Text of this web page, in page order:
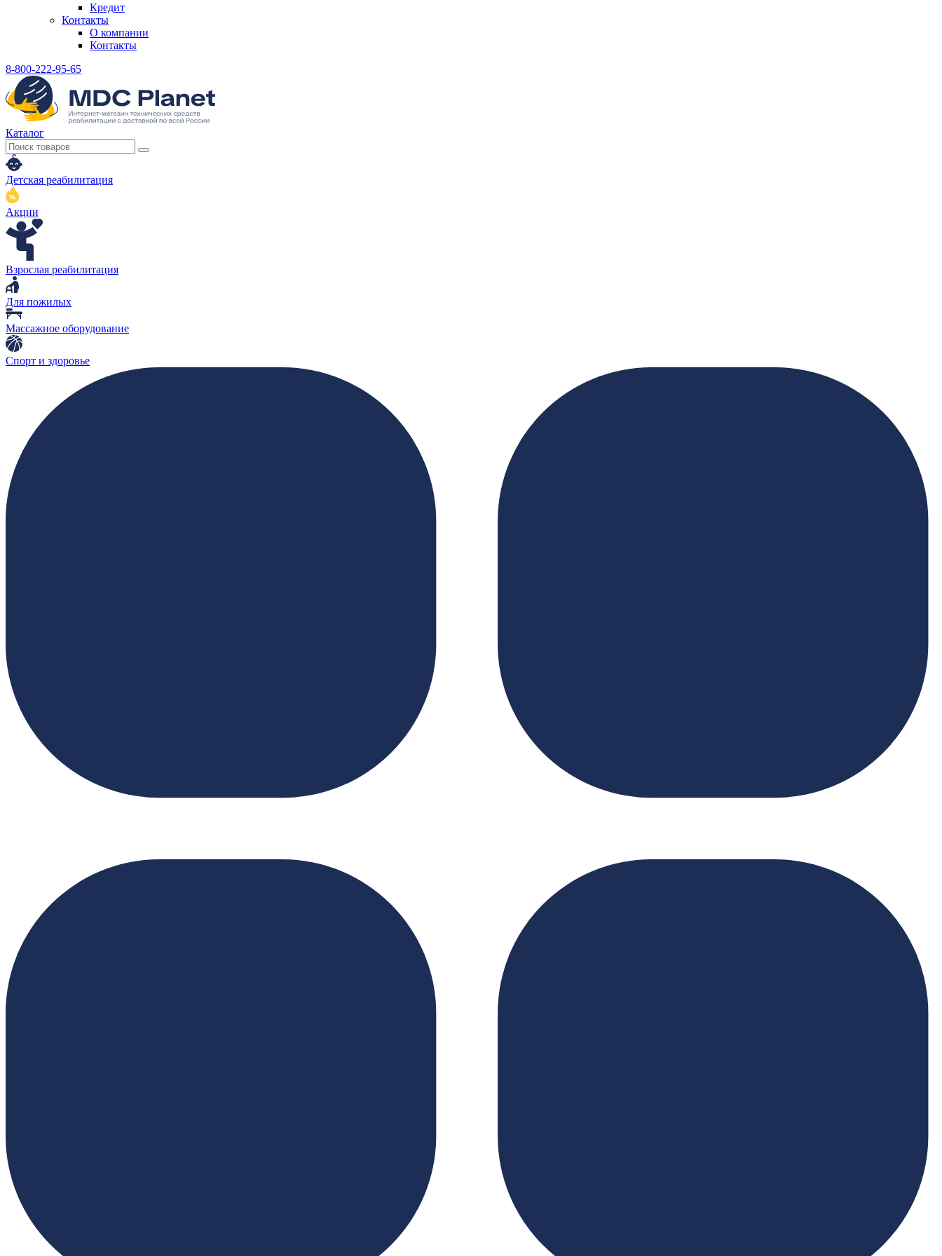
Кредит
Контакты
О компании
Контакты
8-800-222-95-65
Каталог
Детская реабилитация
Акции
Взрослая реабилитация
Для пожилых
Массажное оборудование
Спорт и здоровье